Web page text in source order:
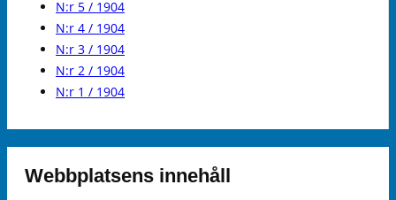
N:r 5 / 1904
N:r 4 / 1904
N:r 3 / 1904
N:r 2 / 1904
N:r 1 / 1904
Webbplatsens innehåll